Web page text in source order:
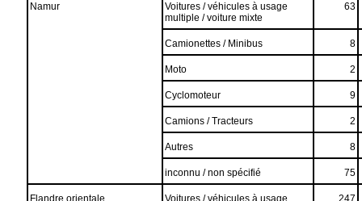
Namur
Voitures / véhicules à usage
multiple / voiture mixte
63
Camionettes / Minibus 8
Moto 2
Cyclomoteur 9
Camions / Tracteurs 2
Autres 8
inconnu / non spécifié 75
Flandre orientale
Voitures / véhicules à usage
247